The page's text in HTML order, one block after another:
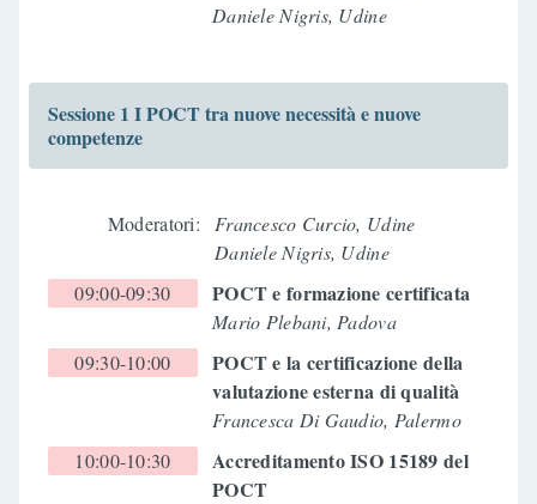
Daniele Nigris, Udine
Sessione 1 I POCT tra nuove necessità e nuove
competenze
Moderatori:
Francesco Curcio, Udine
Daniele Nigris, Udine
09:00-09:30
POCT e formazione certificata
Mario Plebani, Padova
09:30-10:00
POCT e la certificazione della
valutazione esterna di qualità
Francesca Di Gaudio, Palermo
10:00-10:30
Accreditamento ISO 15189 del
POCT